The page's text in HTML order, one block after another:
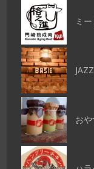
ミ
お